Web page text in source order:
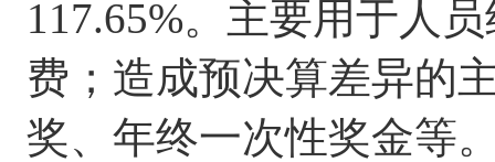
117.65%。 主要用于人
费 ； 造成预决算差异的
奖、年终一次性奖金等